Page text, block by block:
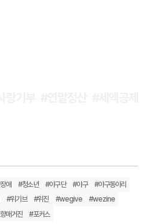
애 #청소년 #야구단 #야구
#야구동아리
#위기브 #위진 #wegive
#wezine
매거진 #포커스